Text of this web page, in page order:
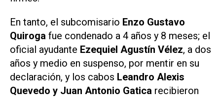
En tanto, el subcomisario Enzo Gustavo
Quiroga fue condenado a 4 años y 8 meses; el
oficial ayudante Ezequiel Agustín Vélez, a dos
años y medio en suspenso, por mentir en su
declaración, y los cabos Leandro Alexis
Quevedo y Juan Antonio Gatica recibieron